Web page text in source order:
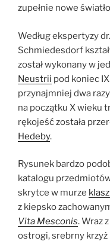
zupełnie nowe
Według ekspertyzy
Schmiedesdorf
został wykonany w
Neustrii pod koniec
przynajmniej dwa
na początku X wieku
rękojeść została
Hedeby.
Rysunek bardzo
katalogu
skrytce w murze
z kiepsko
Vita Mesconis. Wraz
ostrogi, srebrny krzyż